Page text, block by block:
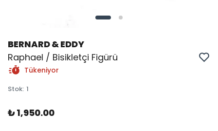
BERNARD & EDDY
Raphael / Bisikletçi Figürü
Tükeniyor
Stok: 1
₺ 1,950.00